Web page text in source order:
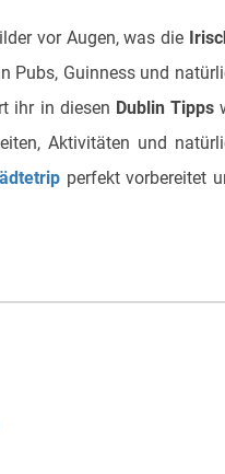
vor Augen, was die
Pubs, Guinness und
ihr in diesen Dublin Tipps
Aktivitäten und
perfekt vorbereitet